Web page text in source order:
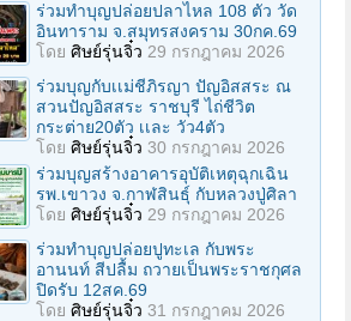
ร่วมทําบุญปล่อยปลาไหล 108 ตัว วัด
อินทาราม จ.สมุทรสงคราม 30กค.69
โดย ศิษย์รุ่นจิ๋ว 29 กรกฎาคม 2026
ร่วมบุญกับเเม่ชีภิรญา ปัญอิสสระ ณ
สวนปัญอิสสระ ราชบุรี ไถ่ชีวิต
กระต่าย20ตัว เเละ วัว4ตัว
โดย ศิษย์รุ่นจิ๋ว 30 กรกฎาคม 2026
ร่วมบุญสร้างอาคารอุบัติเหตุฉุกเฉิน
รพ.เขาวง จ.กาฬสินธุ์ กับหลวงปู่ศิลา
โดย ศิษย์รุ่นจิ๋ว 29 กรกฎาคม 2026
ร่วมทําบุญปล่อยปูทะเล กับพระ
อานนท์ สีปลื้ม ถวายเป็นพระราชกุศล
ปิดรับ 12สค.69
โดย ศิษย์รุ่นจิ๋ว 31 กรกฎาคม 2026